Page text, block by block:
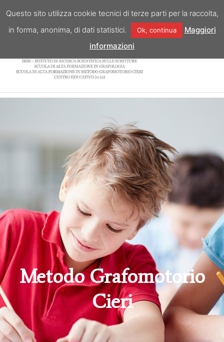
contenuto
Metodo Grafomotorio
Cieri
Questo sito utilizza cookie tecnici di terze parti per la raccolta,
in forma, anonima, di dati statistici.
Ok, continua
Maggiori
informazioni